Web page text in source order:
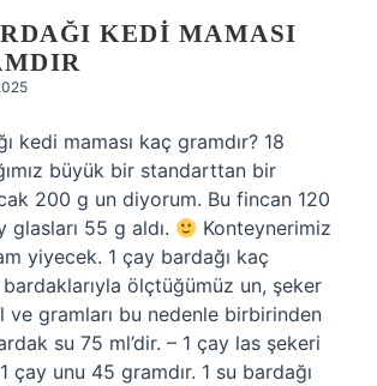
KEDI MAMASI
kedi maması kaç gramdır? 18
büyük bir standarttan bir
200 g un diyorum. Bu fincan 120
glasları 55 g aldı.
Konteynerimiz
yiyecek. 1 çay bardağı kaç
bardaklarıyla ölçtüğümüz un, şeker
ve gramları bu nedenle birbirinden
su 75 ml’dir. – 1 çay las şekeri
çay unu 45 gramdır. 1 su bardağı